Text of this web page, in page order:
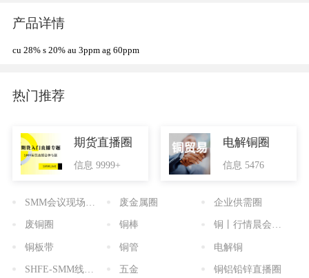
产品详情
cu 28% s 20% au 3ppm ag 60ppm
热门推荐
期货直播圈
信息 9999+
电解铜圈
信息 5476
废金属圈 企业供需圈
废铜圈 铜棒 铜丨行情晨会直播
铜板带 铜管 电解铜
SHFE-SMM线上研讨会 五金 铜铝铅锌直播圈